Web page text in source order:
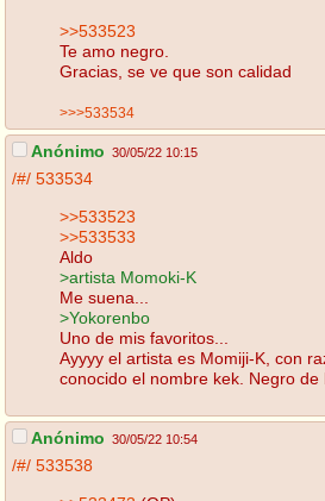
>>533523
Te amo negro.
Gracias, se ve que son calidad
>>>533534
Anónimo 30/05/22 10:15
/#/ 533534
>>533523
>>533533
Aldo
>artista Momoki-K
Me suena...
>Yokorenbo
Uno de mis favoritos...
Ayyyy el artista es Momiji-K, con
conocido el nombre kek. Negro de
Anónimo 30/05/22 10:54
/#/ 533538